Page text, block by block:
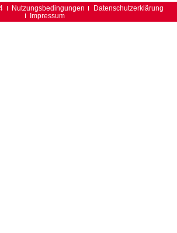
Nutzungsbedingungen
Datenschutzerklärung
Impressum